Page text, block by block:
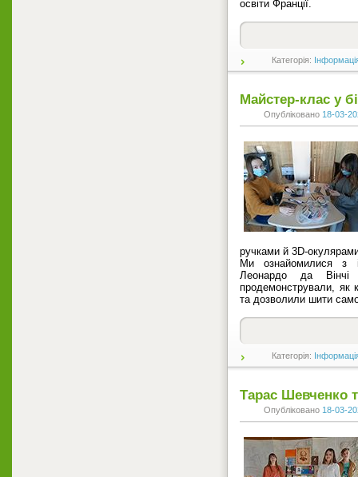
освіти Франції.
Категорія:
Майстер-клас у
Опубліковано 18-03-
ручками й 3D-
Ми ознайомилися з
Леонардо да Вінчі
продемонстрували, як
та дозволили шити
Категорія:
Тарас Шевченко
Опубліковано 18-03-